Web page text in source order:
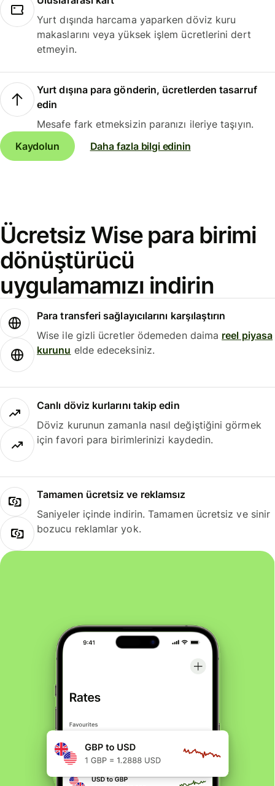
Yurt dışında harcama yaparken döviz kuru
makaslarını veya yüksek işlem ücretlerini dert
etmeyin.
Yurt dışına para gönderin, ücretlerden tasarruf
edin
Mesafe fark etmeksizin paranızı ileriye taşıyın.
Kaydolun
Daha fazla bilgi edinin
Ücretsiz Wise para birimi
dönüştürücü
uygulamamızı indirin
Para transferi sağlayıcılarını karşılaştırın
Wise ile gizli ücretler ödemeden daima reel piyasa
kurunu elde edeceksiniz.
Canlı döviz kurlarını takip edin
Döviz kurunun zamanla nasıl değiştiğini görmek
için favori para birimlerinizi kaydedin.
Tamamen ücretsiz ve reklamsız
Saniyeler içinde indirin. Tamamen ücretsiz ve sinir
bozucu reklamlar yok.